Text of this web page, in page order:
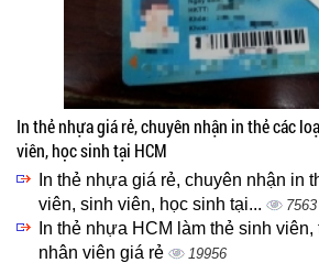
In thẻ nhựa giá rẻ, chuyên nhận in thẻ các
viên, học sinh tại HCM
In thẻ nhựa giá rẻ, chuyên nhận in
viên, sinh viên, học sinh tại...
7563
In thẻ nhựa HCM làm thẻ sinh
nhân viên giá rẻ
19956